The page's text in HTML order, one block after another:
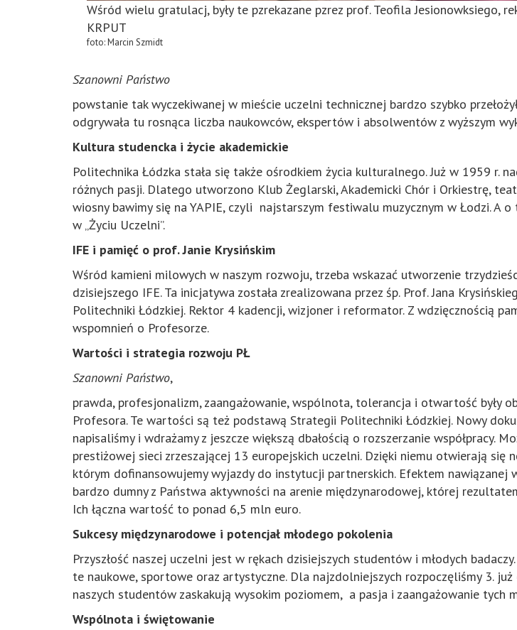
Wśród wielu gratulacj, były te pzrekazane pzrez prof. Teofila Jesionowksiego,
KRPUT
foto: Marcin Szmidt
Szanowni Państwo
powstanie tak wyczekiwanej w mieście uczelni technicznej bardzo szybko
odgrywała tu rosnąca liczba naukowców, ekspertów i absolwentów z wyższym
Kultura studencka i życie akademickie
Politechnika Łódzka stała się także ośrodkiem życia kulturalnego. Już w 1959 r.
różnych pasji. Dlatego utworzono Klub Żeglarski, Akademicki Chór i Orkiestrę,
wiosny bawimy się na YAPIE, czyli najstarszym festiwalu muzycznym w Łodzi. A
w „Życiu Uczelni”.
IFE i pamięć o prof. Janie Krysińskim
Wśród kamieni milowych w naszym rozwoju, trzeba wskazać utworzenie
dzisiejszego IFE. Ta inicjatywa została zrealizowana przez śp. Prof. Jana
Politechniki Łódzkiej. Rektor 4 kadencji, wizjoner i reformator. Z wdzięcznością
wspomnień o Profesorze.
Wartości i strategia rozwoju PŁ
Szanowni Państwo,
prawda, profesjonalizm, zaangażowanie, wspólnota, tolerancja i otwartość były
Profesora. Te wartości są też podstawą Strategii Politechniki Łódzkiej. Nowy
napisaliśmy i wdrażamy z jeszcze większą dbałością o rozszerzanie współpracy.
prestiżowej sieci zrzeszającej 13 europejskich uczelni. Dzięki niemu otwierają
którym dofinansowujemy wyjazdy do instytucji partnerskich. Efektem nawiązanej
bardzo dumny z Państwa aktywności na arenie międzynarodowej, której
Ich łączna wartość to ponad 6,5 mln euro.
Sukcesy międzynarodowe i potencjał młodego pokolenia
Przyszłość naszej uczelni jest w rękach dzisiejszych studentów i młodych
te naukowe, sportowe oraz artystyczne. Dla najzdolniejszych rozpoczęliśmy 3. już
naszych studentów zaskakują wysokim poziomem, a pasja i zaangażowanie tych
Wspólnota i świętowanie